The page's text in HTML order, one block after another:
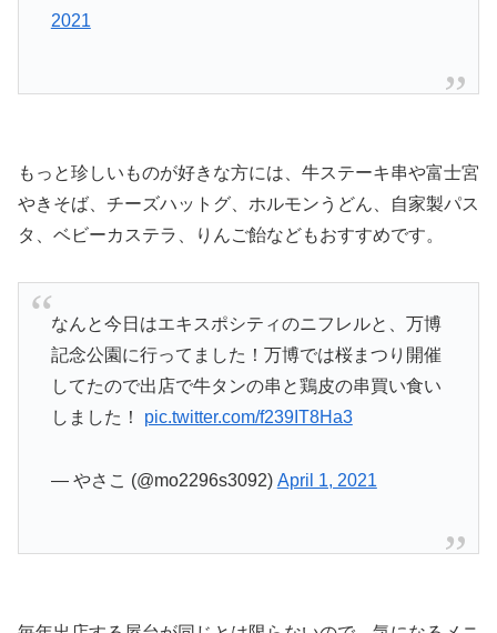
2021
もっと珍しいものが好きな方には、牛ステーキ串や富士宮
やきそば、チーズハットグ、ホルモンうどん、自家製パス
タ、ベビーカステラ、りんご飴などもおすすめです。
なんと今日はエキスポシティのニフレルと、万博
記念公園に行ってました！万博では桜まつり開催
してたので出店で牛タンの串と鶏皮の串買い食い
しました！ pic.twitter.com/f239IT8Ha3
— やさこ (@mo2296s3092) April 1, 2021